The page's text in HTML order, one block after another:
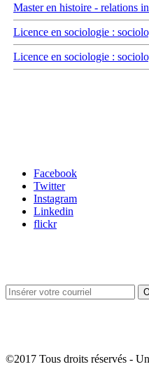
Master en histoire - relations
Licence en sociologie :
Licence en sociologie :
Facebook
Twitter
Instagram
Linkedin
flickr
©2017 Tous droits réservés -